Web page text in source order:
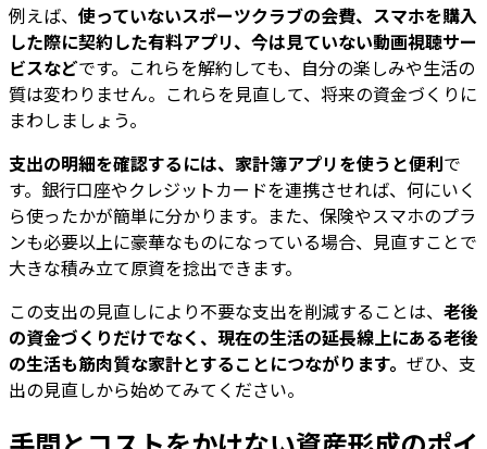
例えば、 使っていないスポーツクラブの会費、スマホを購入
した際に契約した有料アプリ、今は見ていない動画視聴サー
ビスなどです。これらを解約しても、自分の楽しみや生活の
質は変わりません。これらを見直して、将来の資金づくりに
まわしましょう。
支出の明細を確認するには、家計簿アプリを使うと便利で
す。銀行口座やクレジットカードを連携させれば、何にいく
ら使ったかが簡単に分かります。また、保険やスマホのプラ
ンも必要以上に豪華なものになっている場合、見直すことで
大きな積み立て原資を捻出できます。
この支出の見直しにより不要な支出を削減することは、 老後
の資金づくりだけでなく、現在の生活の延長線上にある老後
の生活も筋肉質な家計とすることにつながります。 ぜひ、支
出の見直しから始めてみてください。